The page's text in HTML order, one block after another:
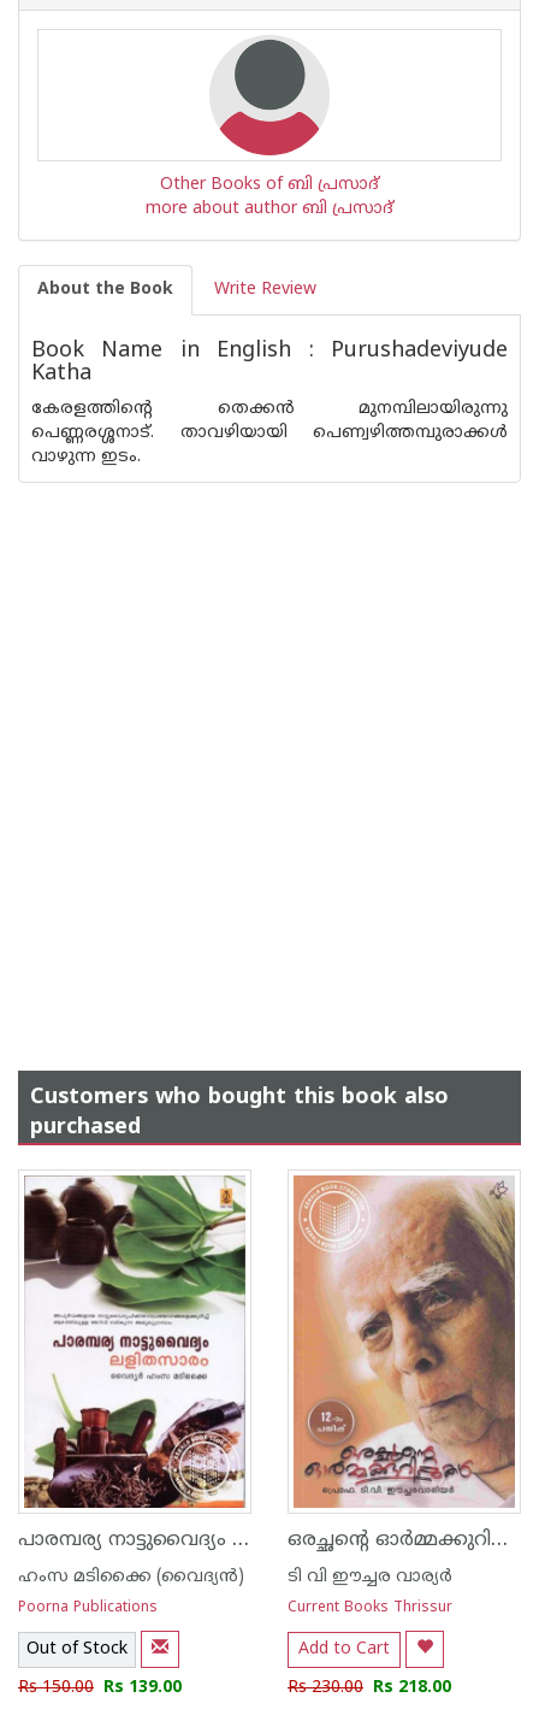
Other Books of ബി പ്രസാദ്
more about author ബി പ്രസാദ്
About the Book Write Review
Book Name in English : Purushadeviyude
Katha
കേരളത്തിന്റെ തെക്കന്‍ മുനമ്പിലായിരുന്നു
പെണ്ണരശ്ശനാട്. താവഴിയായി പെണ്വഴിത്തമ്പുരാക്കള്‍
വാഴുന്ന ഇടം.
Customers who bought this book also
purchased
പാരമ്പര്യ നാട്ടുവൈദ്യം ലളിത സാരം
ഹംസ മടിക്കൈ (വൈദ്യ‌ന്‍)
Poorna Publications
Out of Stock
Rs 150.00 Rs 139.00
ഒരച്ഛന്റെ ഓര്‍മ്മക്കുറിപ്പുകള്‍
ടി വി ഈച്ചര വാര്യര്‍
Current Books Thrissur
Add to Cart
Rs 230.00 Rs 218.00